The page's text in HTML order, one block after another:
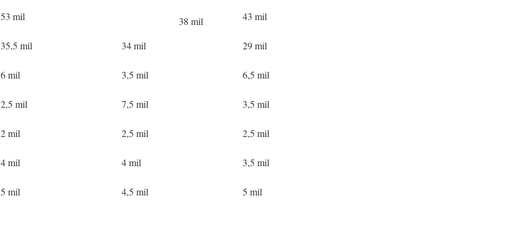
53 mil 38 mil 43 mil
35,5 mil 34 mil 29 mil
6 mil 3,5 mil 6,5 mil
2,5 mil 7,5 mil 3,5 mil
2 mil 2,5 mil 2,5 mil
4 mil 4 mil 3,5 mil
5 mil 4,5 mil 5 mil